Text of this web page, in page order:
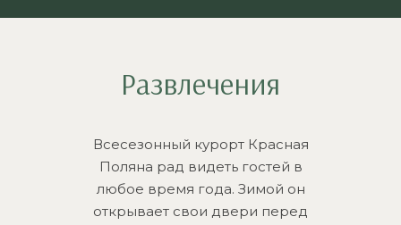
Развлечения
Всесезонный курорт Красная
Поляна рад видеть гостей в
любое время года. Зимой он
открывает свои двери перед